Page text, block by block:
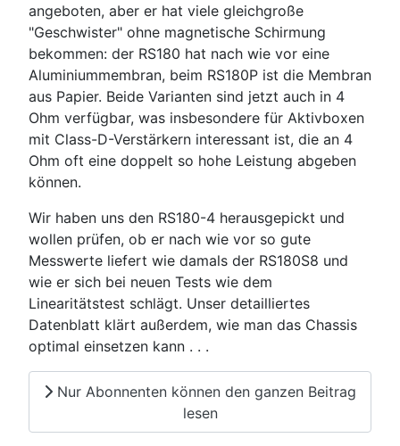
angeboten, aber er hat viele gleichgroße
"Geschwister" ohne magnetische Schirmung
bekommen: der RS180 hat nach wie vor eine
Aluminiummembran, beim RS180P ist die Membran
aus Papier. Beide Varianten sind jetzt auch in 4
Ohm verfügbar, was insbesondere für Aktivboxen
mit Class-D-Verstärkern interessant ist, die an 4
Ohm oft eine doppelt so hohe Leistung abgeben
können.
Wir haben uns den RS180-4 herausgepickt und
wollen prüfen, ob er nach wie vor so gute
Messwerte liefert wie damals der RS180S8 und
wie er sich bei neuen Tests wie dem
Linearitätstest schlägt. Unser detailliertes
Datenblatt klärt außerdem, wie man das Chassis
optimal einsetzen kann . . .
Nur Abonnenten können den ganzen Beitrag
lesen